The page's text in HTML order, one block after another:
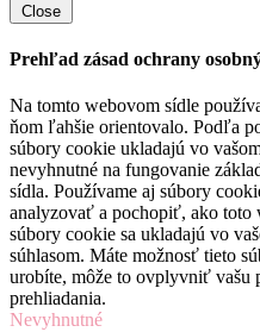
Close
Prehľad zásad ochrany
Na tomto webovom sídle
ňom ľahšie orientovalo. Podľa
súbory cookie ukladajú vo
nevyhnutné na fungovanie
sídla. Používame aj súbory
analyzovať a pochopiť, ako toto
súbory cookie sa ukladajú vo
súhlasom. Máte možnosť tieto
urobíte, môže to ovplyvniť vašu
prehliadania.
Nevyhnutné